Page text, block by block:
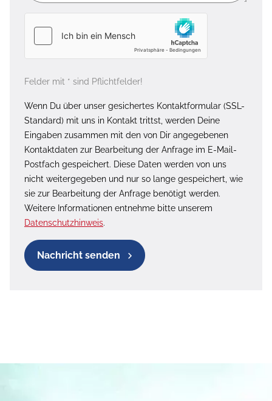
Felder mit * sind Pflichtfelder!
Wenn Du über unser gesichertes Kontaktformular (SSL-
Standard) mit uns in Kontakt trittst, werden Deine
Eingaben zusammen mit den von Dir angegebenen
Kontaktdaten zur Bearbeitung der Anfrage im E-Mail-
Postfach gespeichert. Diese Daten werden von uns
nicht weitergegeben und nur so lange gespeichert, wie
sie zur Bearbeitung der Anfrage benötigt werden.
Weitere Informationen entnehme bitte unserem
Datenschutzhinweis.
Nachricht senden